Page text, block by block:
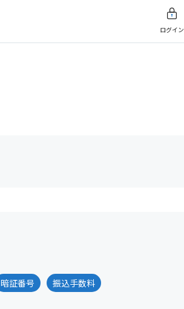
ログイン
暗証番号 振込手数料